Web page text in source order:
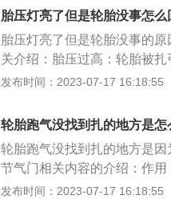
缝中漏出，这种情况很少见，
1、定期检查胎压：胎压是影
照车辆标示的胎压进行充气
易夹杂有小石子、碎砖块等碎
与旧轮胎的牵引力和抓地力的
现打滑的情况。因此，轮胎
辆出现跑偏或者其它异常的
异常。四轮换位能保证车辆
轮胎并在轮毂边缘喷水。如
建议更换。如果不严重，可
致真空轮胎内的气体从裂缝
须及时研究胎压监测。
胎气压降低30%，当汽车以
个轮胎少打40PSI，此轮胎就
3%。汽车轮胎气压低，轮胎
会遭受更多的磨耗，不利于
高，则中心部分磨损较重，反
胎压灯亮了但是轮胎没事怎么
胎压灯亮了但是轮胎没事的
关介绍：胎压过高：轮胎被
以用胎压表测量。胎压监测
2.9bar；最高气压：不应大于
测灯亮。低胎压行车：低胎
生在：某个轮胎胎压过低，
及时停车休息或更换备胎。
发布时间：2023-07-17 16:18:55
轮胎跑气没找到扎的地方是怎
轮胎跑气没找到扎的地方是
节气门相关内容的介绍：作
进气管后会和汽油混合变成可
发布时间：2023-07-17 16:18:55